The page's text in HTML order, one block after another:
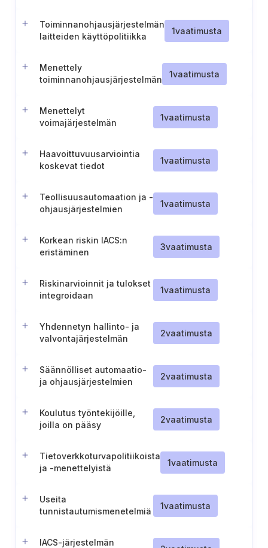
Toiminnanohjausjärjestelmän
laitteiden käyttöpolitiikka
1vaatimusta
Menettely
toiminnanohjausjärjestelmän
1vaatimusta
Menettelyt
voimajärjestelmän
1vaatimusta
Haavoittuvuusarviointia
koskevat tiedot
1vaatimusta
Teollisuusautomaation ja -
ohjausjärjestelmien
1vaatimusta
Korkean riskin IACS:n
eristäminen
3vaatimusta
Riskinarvioinnit ja tulokset
integroidaan
1vaatimusta
Yhdennetyn hallinto- ja
valvontajärjestelmän
perusteiden määrittely
2vaatimusta
Säännölliset automaatio-
ja ohjausjärjestelmien
2vaatimusta
Koulutus työntekijöille,
joilla on pääsy
2vaatimusta
Tietoverkkoturvapolitiikoista
ja -menettelyistä
1vaatimusta
Useita
tunnistautumismenetelmiä
1vaatimusta
IACS-järjestelmän